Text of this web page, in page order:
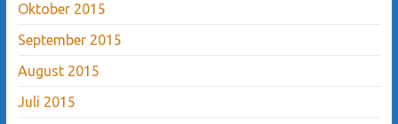
Oktober 2015
September 2015
August 2015
Juli 2015